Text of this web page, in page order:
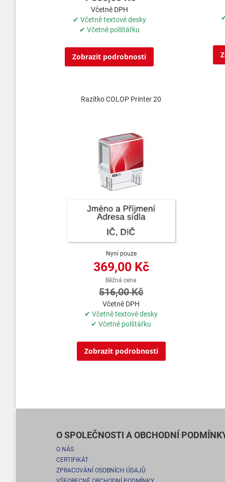
Včetně DPH
✔ Včetně textové desky
✔ Včetně polštářku
Zobrazit podrobnosti
Razítko COLOP Printer 20
Nyní pouze
369,00 Kč
Běžná cena
516,00 Kč
Včetně DPH
✔ Včetně textové desky
✔ Včetně polštářku
Zobrazit podrobnosti
O SPOLEČNOSTI A OBCHODNÍ
O NÁS
CERTIFIKÁT
ZPRACOVÁNÍ OSOBNÍCH ÚDAJŮ